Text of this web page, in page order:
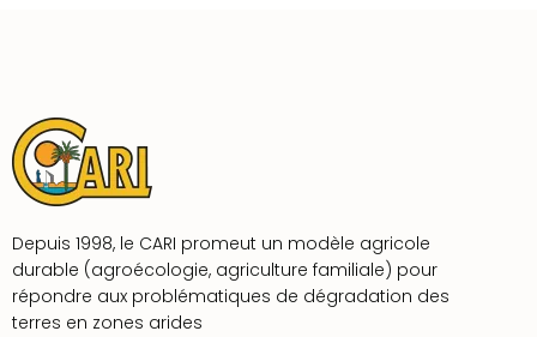
Depuis 1998, le CARI promeut un modèle agricole
durable (agroécologie, agriculture familiale) pour
répondre aux problématiques de dégradation des
terres en zones arides